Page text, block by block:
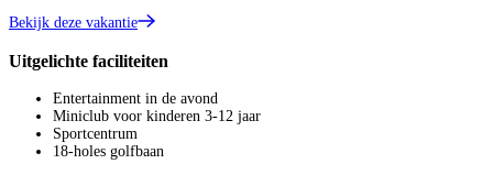
Bekijk deze vakantie
Uitgelichte faciliteiten
Entertainment in de avond
Miniclub voor kinderen 3-12 jaar
Sportcentrum
18-holes golfbaan